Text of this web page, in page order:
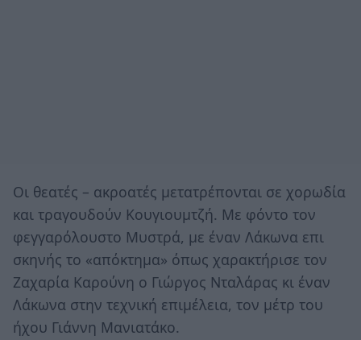
Οι θεατές – ακροατές μετατρέπονται σε χορωδία
και τραγουδούν Κουγιουμτζή. Με φόντο τον
φεγγαρόλουστο Μυστρά, με έναν Λάκωνα επι
σκηνής το «απόκτημα» όπως χαρακτήρισε τον
Ζαχαρία Καρούνη ο Γιώργος Νταλάρας κι έναν
Λάκωνα στην τεχνική επιμέλεια, τον μέτρ του
ήχου Γιάννη Μανιατάκο.